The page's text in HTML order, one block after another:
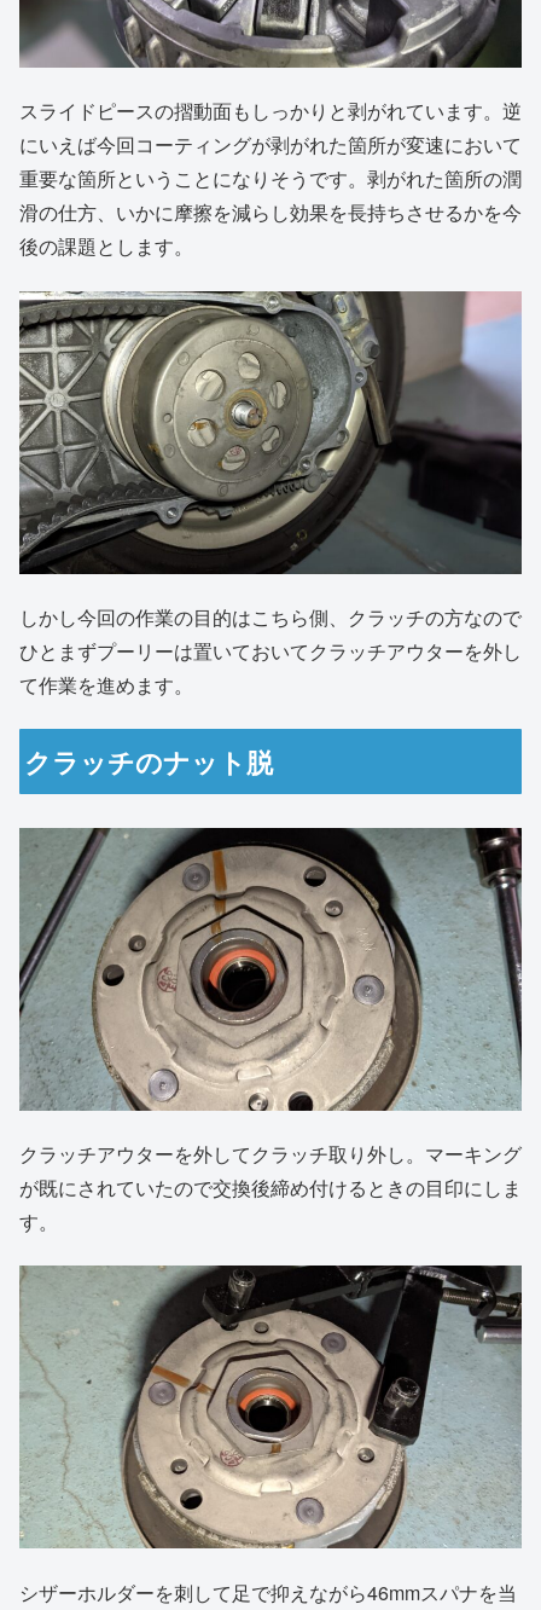
スライドピースの摺動面もしっかりと剥がれています。逆
にいえば今回コーティングが剥がれた箇所が変速において
重要な箇所ということになりそうです。剥がれた箇所の潤
滑の仕方、いかに摩擦を減らし効果を長持ちさせるかを今
後の課題とします。
しかし今回の作業の目的はこちら側、クラッチの方なので
ひとまずプーリーは置いておいてクラッチアウターを外し
て作業を進めます。
クラッチのナット脱
クラッチアウターを外してクラッチ取り外し。マーキング
が既にされていたので交換後締め付けるときの目印にしま
す。
シザーホルダーを刺して足で抑えながら46mmスパナを当